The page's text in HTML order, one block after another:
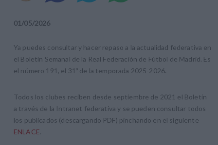
01/05/2026
Ya puedes consultar y hacer repaso a la actualidad federativa en
el Boletín Semanal de la Real Federación de Fútbol de Madrid. Es
el número 191, el 31º de la temporada 2025-2026.
Todos los clubes reciben desde septiembre de 2021 el Boletín
a través de la Intranet federativa y se pueden consultar todos
los publicados (descargando PDF) pinchando en el siguiente
ENLACE.